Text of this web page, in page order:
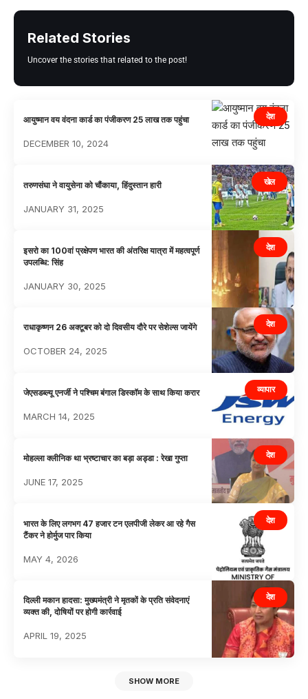
Related Stories
Uncover the stories that related to the post!
देश
आयुष्मान वय वंदना कार्ड का पंजीकरण 25 लाख तक पहुंचा
DECEMBER 10, 2024
खेल
तरुणसंघा ने वायुसेना को चौंकाया, हिंदुस्तान हारी
JANUARY 31, 2025
देश
इसरो का 100वां प्रक्षेपण भारत की अंतरिक्ष यात्रा में महत्वपूर्ण
उपलब्धि: सिंह
JANUARY 30, 2025
देश
राधाकृष्णन 26 अक्टूबर को दो दिवसीय दौरे पर सेशेल्स जायेंगे
OCTOBER 24, 2025
व्यापार
जेएसडब्ल्यू एनर्जी ने पश्चिम बंगाल डिस्कॉम के साथ किया करार
MARCH 14, 2025
देश
मोहल्ला क्लीनिक था भ्रष्टाचार का बड़ा अड्डा : रेखा गुप्ता
JUNE 17, 2025
देश
भारत के लिए लगभग 47 हजार टन एलपीजी लेकर आ रहे गैस
टैंकर ने होर्मुज पार किया
MAY 4, 2026
देश
दिल्ली मकान हादसा: मुख्यमंत्री ने मृतकों के प्रति संवेदनाएं
व्यक्त की, दोषियों पर होगी कार्रवाई
APRIL 19, 2025
SHOW MORE